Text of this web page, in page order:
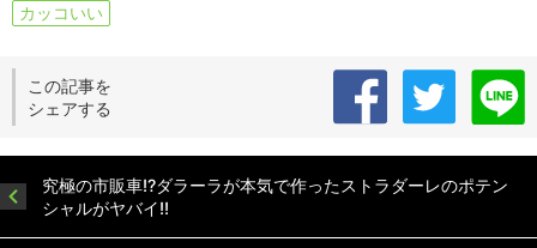
カッコいい
この記事を
シェアする
究極の市販車!?ダラーラが本気で作ったストラダーレのポテン
シャルがヤバイ!!